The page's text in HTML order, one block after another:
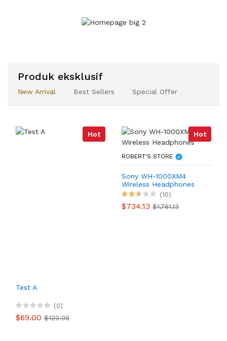
Produk eksklusif
New Arrival Best Sellers Special Offer
Hot
Test A
(0)
$69.00 $120.00
Hot
ROBERT'S STORE
Sony WH-1000XM4
Wireless Headphones
(10)
$734.13 $1,761.13